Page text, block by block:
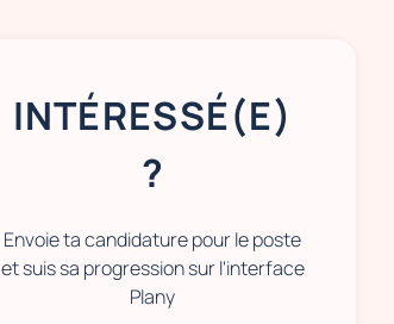
INTÉRESSÉ(E)
?
Envoie ta candidature pour le poste
et suis sa progression sur l'interface
Plany